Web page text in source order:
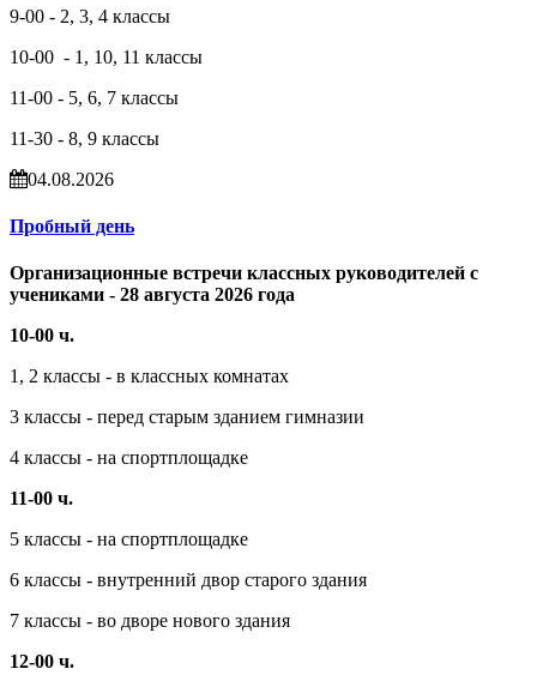
9-00 - 2, 3, 4 классы
10-00 - 1, 10, 11 классы
11-00 - 5, 6, 7 классы
11-30 - 8, 9 классы
04.08.2026
Пробный день
Организационные встречи классных руководителей с
учениками - 28 августа 2026 года
10-00 ч.
1, 2 классы - в классных комнатах
3 классы - перед старым зданием гимназии
4 классы - на спортплощадке
11-00 ч.
5 классы - на спортплощадке
6 классы - внутренний двор старого здания
7 классы - во дворе нового здания
12-00 ч.